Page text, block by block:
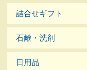
詰合せギフト
石鹸・洗剤
日用品